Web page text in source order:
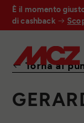
È il momento
di cashback
Torna ai